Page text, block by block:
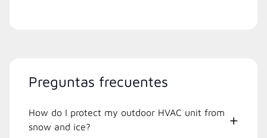
Preguntas frecuentes
How do I protect my outdoor HVAC unit from
snow and ice?